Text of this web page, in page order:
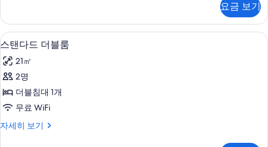
전
망
사
진
모
두
보
기
트
윈
룸,
다
전
자
세
보
요금 보기
스
탠
다
드
더
룸
스탠다드 더블룸 | 고급 침구, 책상, 암
8
스탠다드 더블룸
21㎡
2명
더블침대 1개
무료 WiFi
자세히 보기
스